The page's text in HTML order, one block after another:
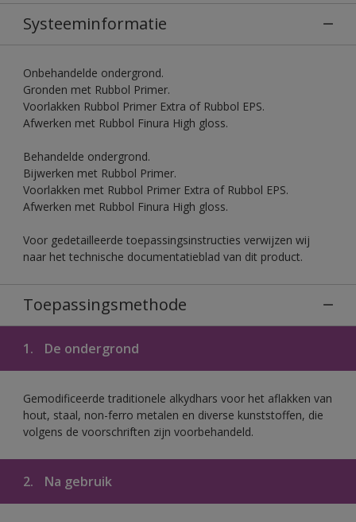
Systeeminformatie
Onbehandelde ondergrond.
Gronden met Rubbol Primer.
Voorlakken Rubbol Primer Extra of Rubbol EPS.
Afwerken met Rubbol Finura High gloss.
Behandelde ondergrond.
Bijwerken met Rubbol Primer.
Voorlakken met Rubbol Primer Extra of Rubbol EPS.
Afwerken met Rubbol Finura High gloss.
Voor gedetailleerde toepassingsinstructies verwijzen wij
naar het technische documentatieblad van dit product.
Toepassingsmethode
1. De ondergrond
Gemodificeerde traditionele alkydhars voor het aflakken van
hout, staal, non-ferro metalen en diverse kunststoffen, die
volgens de voorschriften zijn voorbehandeld.
2. Na gebruik